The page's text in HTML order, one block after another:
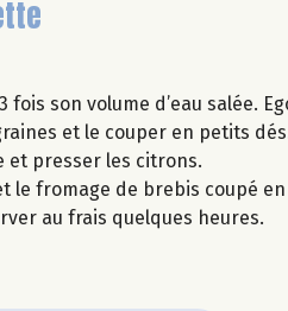
3 fois son volume d’eau
et le couper en petits
et presser les citrons.
le fromage de brebis coupé
au frais quelques heures.